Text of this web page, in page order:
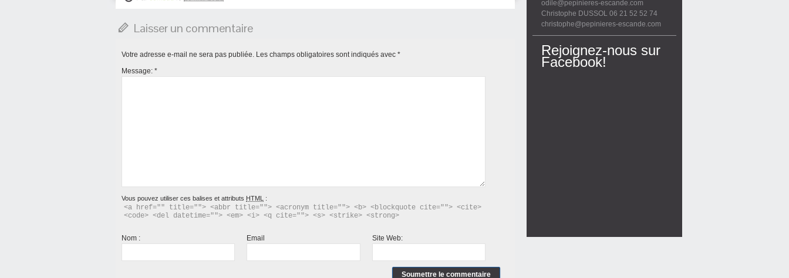
Laisser un commentaire
Votre adresse e-mail ne sera pas publiée. Les champs obligatoires sont indiqués avec *
Message: *
Vous pouvez utiliser ces balises et attributs HTML :
<a href="" title=""> <abbr title=""> <acronym title=""> <b> <blockquote cite=""> <cite>
<code> <del datetime=""> <em> <i> <q cite=""> <s> <strike> <strong>
Nom : Email Site Web:
odile@pepinieres-escande.com
Christophe DUSSOL 06 21 52 52 74
christophe@pepinieres-escande.com
Rejoignez-nous sur
Facebook!